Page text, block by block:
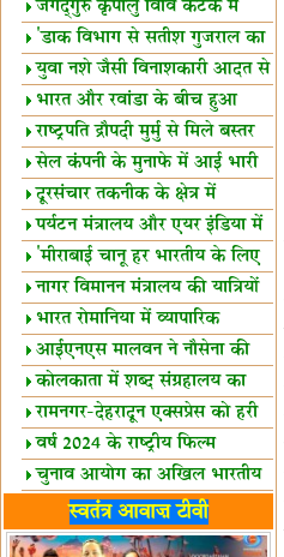
स्थल घोषित
जगद्गुरु कृपालु विवि कटक में
शैक्षिक सत्र शुरू
'डाक विभाग से सतीश गुजराल का
रिश्ता गहरा'
युवा नशे जैसी विनाशकारी आदत से
दूर रहें-मोदी
भारत और रवांडा के बीच हुआ
व्यापार विस्तार
राष्ट्रपति द्रौपदी मुर्मु से मिले बस्तर
के प्रतिनिधि
सेल कंपनी के मुनाफे में आई भारी
उछाल!
दूरसंचार तकनीक के क्षेत्र में
उत्कृष्टता पुरस्कार
पर्यटन मंत्रालय और एयर इंडिया में
समझौता
'मीराबाई चानू हर भारतीय के लिए
प्रेरणा'
नागर विमानन मंत्रालय की यात्रियों
को सलाह
भारत रोमानिया में व्यापारिक
साझेदारियां
आईएनएस मालवन ने नौसेना की
ताकत बढ़ाई
कोलकाता में शब्द संग्रहालय का
उद्घाटन
रामनगर-देहरादून एक्सप्रेस को हरी
झंडीवर्ष 2024 के राष्ट्रीय फिल्म
पुरस्कारों की घोषणा
चुनाव आयोग का अखिल भारतीय
मीडिया सम्मेलन
भारत में केवड़े का अस्तित्‍व 24
लाख वर्ष!
लखनऊ में 'एक राष्ट्र एक चुनाव'
स्वतंत्र आवाज़ टीवी